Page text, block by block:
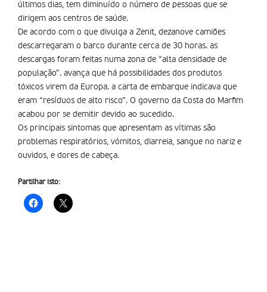
últimos dias, tem diminuí­do o número de pessoas que se
dirigem aos centros de saúde.
De acordo com o que divulga a Zenit, dezanove camiões
descarregaram o barco durante cerca de 30 horas. as
descargas foram feitas numa zona de “alta densidade de
população”. avança que há possibilidades dos produtos
tóxicos virem da Europa. a carta de embarque indicava que
eram “resí­duos de alto risco”. O governo da Costa do Marfim
acabou por se demitir devido ao sucedido.
Os principais sintomas que apresentam as vítimas são
problemas respiratórios, vómitos, diarreia, sangue no nariz e
ouvidos, e dores de cabeça.
Partilhar isto: